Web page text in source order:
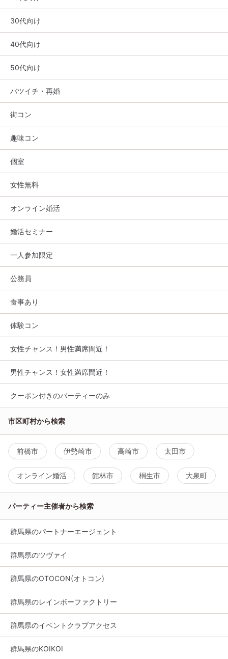
30代向け
40代向け
50代向け
バツイチ・再婚
街コン
趣味コン
個室
女性無料
オンライン婚活
婚活セミナー
一人参加限定
公務員
食事あり
体験コン
女性チャンス！男性満席間近！
男性チャンス！女性満席間近！
クーポン付きのパーティーのみ
市区町村から検索
前橋市 伊勢崎市 高崎市 太田市
オンライン婚活 館林市 桐生市 大泉町
パーティー主催者から検索
群馬県のパートナーエージェント
群馬県のツヴァイ
群馬県のOTOCON(オトコン)
群馬県のレインボーファクトリー
群馬県のイベントクラブアクセス
群馬県のKOIKOI